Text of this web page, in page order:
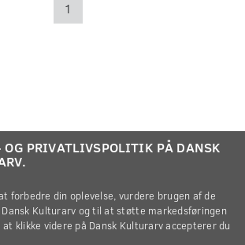
1
OG PRIVATLIVSPOLITIK PÅ DANSK
forbedre din oplevelse, vurdere brugen af de
Kulturarv og til at støtte markedsføringen
klikke videre på Dansk Kulturarv accepterer du